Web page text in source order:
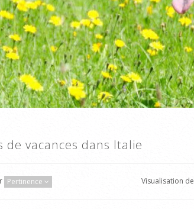
de vacances dans Italie
Pertinence Visualisation de